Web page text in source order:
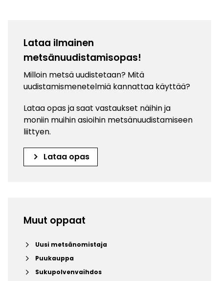
Lataa ilmainen
metsänuudistamisopas!
Milloin metsä uudistetaan? Mitä
uudistamismenetelmiä kannattaa käyttää?
Lataa opas ja saat vastaukset näihin ja
moniin muihin asioihin metsänuudistamiseen
liittyen.
keyboard_arrow_right Lataa opas
Muut oppaat
keyboard_arrow_right Uusi metsänomistaja
keyboard_arrow_right Puukauppa
keyboard_arrow_right Sukupolvenvaihdos